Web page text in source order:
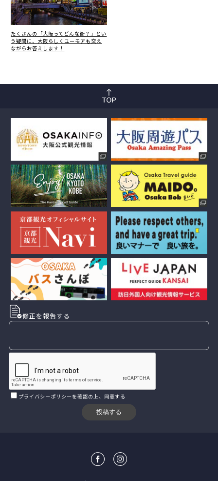
たくさんの「大阪ってどんな街？」とい
う疑問に、大阪らしくユーモアも交え
ながらお答えします！
修正を報告する
プライバシーポリシーを確認の上、同意する